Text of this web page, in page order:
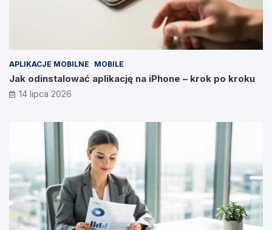
APLIKACJE MOBILNE MOBILE
Jak odinstalować aplikację na iPhone – krok po kroku
14 lipca 2026